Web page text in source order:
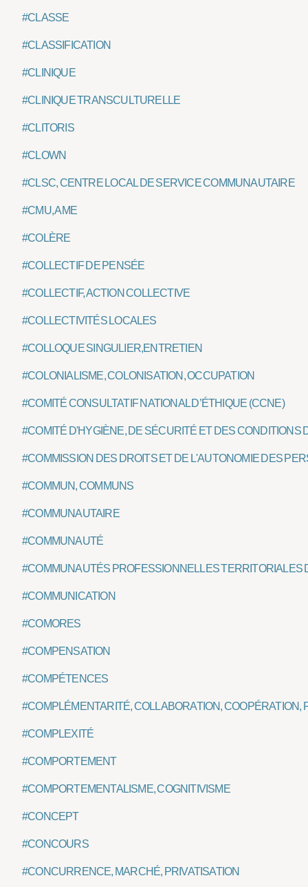
#CLASSE
#CLASSIFICATION
#CLINIQUE
#CLINIQUE TRANSCULTURELLE
#CLITORIS
#CLOWN
#CLSC, CENTRE LOCAL DE SERVICE COMMUNAUTAIRE
#CMU, AME
#COLÈRE
#COLLECTIF DE PENSÉE
#COLLECTIF, ACTION COLLECTIVE
#COLLECTIVITÉS LOCALES
#COLLOQUE SINGULIER,ENTRETIEN
#COLONIALISME, COLONISATION, OCCUPATION
#COMITÉ CONSULTATIF NATIONAL D’ÉTHIQUE (CCNE)
#COMITÉ D'HYGIÈNE, DE SÉCURITÉ ET DES CONDITIONS
#COMMISSION DES DROITS ET DE L'AUTONOMIE DES
#COMMUN, COMMUNS
#COMMUNAUTAIRE
#COMMUNAUTÉ
#COMMUNAUTÉS PROFESSIONNELLES TERRITORIALES
#COMMUNICATION
#COMORES
#COMPENSATION
#COMPÉTENCES
#COMPLÉMENTARITÉ, COLLABORATION, COOPÉRATION,
#COMPLEXITÉ
#COMPORTEMENT
#COMPORTEMENTALISME, COGNITIVISME
#CONCEPT
#CONCOURS
#CONCURRENCE, MARCHÉ, PRIVATISATION